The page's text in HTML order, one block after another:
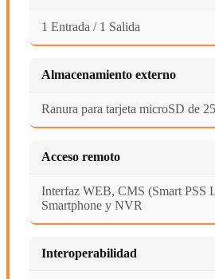
1 Entrada / 1 Salida
Almacenamiento externo
Ranura para tarjeta microSD de
Acceso remoto
Interfaz WEB, CMS (Smart PSS
Smartphone y NVR
Interoperabilidad